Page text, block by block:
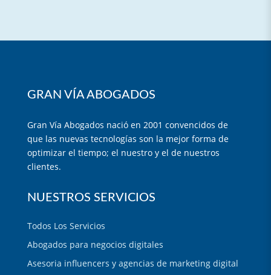
GRAN VÍA ABOGADOS
Gran Vía Abogados nació en 2001 convencidos de
que las nuevas tecnologías son la mejor forma de
optimizar el tiempo; el nuestro y el de nuestros
clientes.
NUESTROS SERVICIOS
Todos Los Servicios
Abogados para negocios digitales
Asesoria influencers y agencias de marketing digital